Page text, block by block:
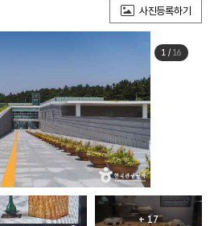
사진등록하기
1/ 16
+ 17